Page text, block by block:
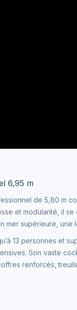
6,95 m
de 5,80 m
et modularité, il
mer supérieure, une
13 personnes et
Son vaste
renforcés,